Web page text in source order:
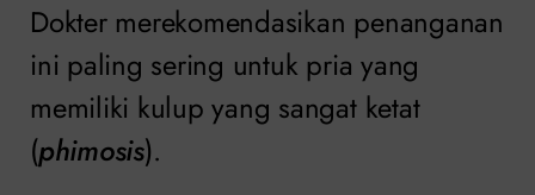
Dokter merekomendasikan penanganan
ini paling sering untuk pria yang
memiliki kulup yang sangat ketat
(phimosis).